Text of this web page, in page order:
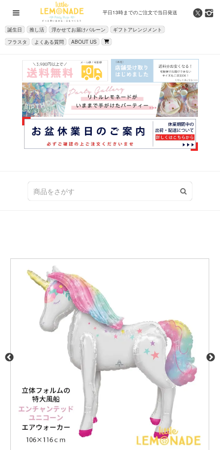
平日13時までのご注文で当日発送
誕生日 推し活 浮かせてお届けバルーン
ギフトアレンジメント
フラスタ
よくある質問 ABOUT US